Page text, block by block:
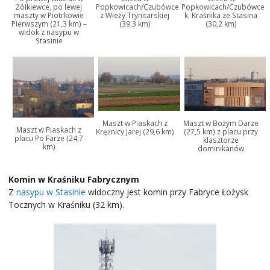
Żółkiewce, po lewej
maszty w Piotrkowie
Pierwszym (21,3 km) –
widok z nasypu w
Stasinie
Popkowicach/Czubówce
z Wieży Trynitarskiej
(39,3 km)
Popkowicach/Czubówce
k. Kraśnika ze Stasina
(30,2 km)
Maszt w Piaskach z
placu Po Farze (24,7
km)
Maszt w Piaskach z
Krężnicy Jarej (29,6 km)
Maszt w Bożym Darze
(27,5 km) z placu przy
klasztorze
dominikanów
Komin w Kraśniku Fabrycznym
Z nasypu w Stasinie widoczny jest komin przy Fabryce Łożysk
Tocznych w Kraśniku (32 km).